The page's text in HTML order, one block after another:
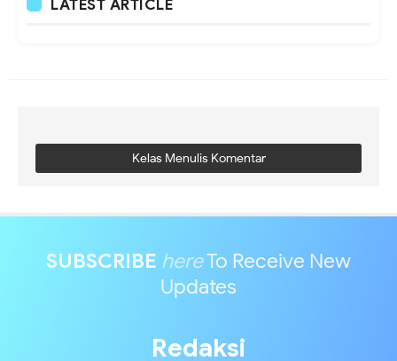
LATEST ARTICLE
Kelas Menulis Komentar
SUBSCRIBE hereTo Receive New
Updates
Redaksi